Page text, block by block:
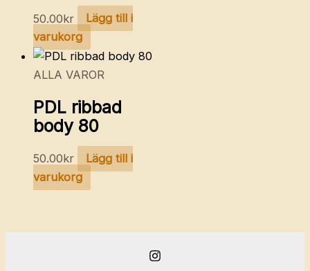
50.00kr
Lägg till i
varukorg
ALLA VAROR
PDL ribbad
body 80
50.00kr
Lägg till i
varukorg